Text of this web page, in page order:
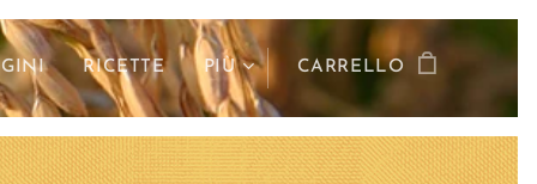
RICETTE PIÙ CARRELLO